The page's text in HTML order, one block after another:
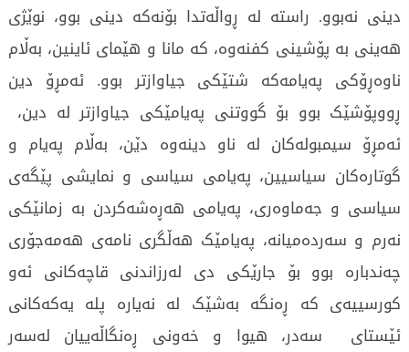
دینی نەبوو. راستە لە ڕواڵەتدا بۆنەکە دینی بوو، نوێژی
هەینی بە پۆشینی کفنەوە، کە مانا و هێمای ئاینین، بەڵام
ناوەڕۆکی پەیامەکە شتێکی جیاوازتر بوو. ئەمڕۆ دین
ڕووپۆشێک بوو بۆ گووتنی پەیامێکی جیاوازتر لە دین،
ئەمڕۆ سیمبولەکان لە ناو دینەوە دێن، بەڵام پەیام و
گوتارەکان سیاسیین، پەیامی سیاسی و نمایشی پێگەی
سیاسی و جەماوەری، پەیامی هەڕەشەکردن بە زمانێکی
نەرم و سەردەمیانە، پەیامێک هەڵگری نامەی هەمەجۆری
چەندبارە بوو بۆ جارێکی دی لەرزاندنی قاچەکانی ئەو
کورسییەی کە ڕەنگە بەشێک لە نەیارە پلە یەکەکانی
ئێستای سەدر، هیوا و خەونی ڕەنگاڵەییان لەسەر